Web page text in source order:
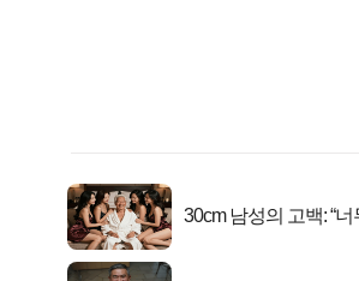
30cm 남성의 고백: “